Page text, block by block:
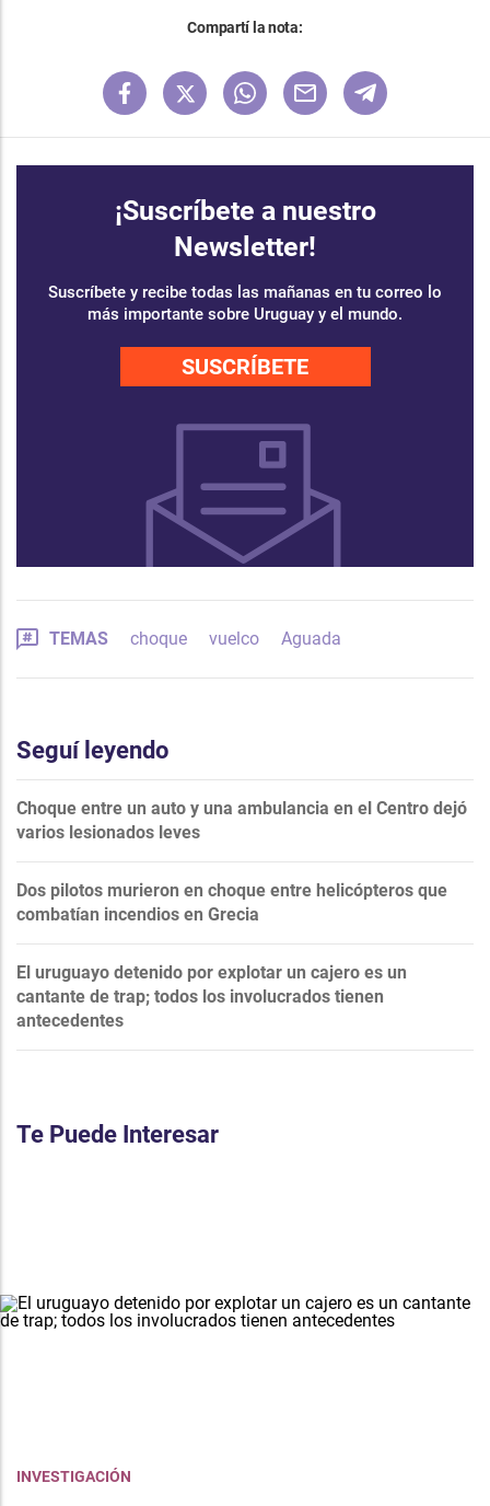
Compartí la nota:
¡Suscríbete a nuestro
Newsletter!
Suscríbete y recibe todas las mañanas en tu correo lo
más importante sobre Uruguay y el mundo.
SUSCRÍBETE
TEMAS choque vuelco Aguada
Seguí leyendo
Choque entre un auto y una ambulancia en el Centro dejó
varios lesionados leves
Dos pilotos murieron en choque entre helicópteros que
combatían incendios en Grecia
El uruguayo detenido por explotar un cajero es un
cantante de trap; todos los involucrados tienen
antecedentes
Te Puede Interesar
INVESTIGACIÓN